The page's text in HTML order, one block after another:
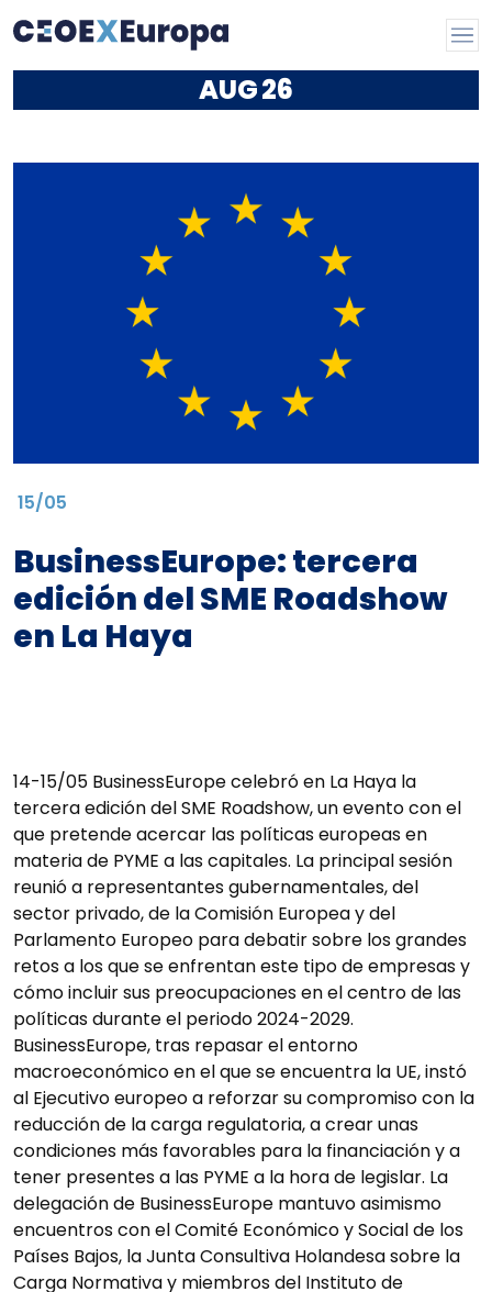
AUG26
15/05
BusinessEurope: tercera
edición del SME Roadshow
en La Haya
14-15/05 BusinessEurope celebró en La Haya la
tercera edición del SME Roadshow, un evento con el
que pretende acercar las políticas europeas en
materia de PYME a las capitales. La principal sesión
reunió a representantes gubernamentales, del
sector privado, de la Comisión Europea y del
Parlamento Europeo para debatir sobre los grandes
retos a los que se enfrentan este tipo de empresas y
cómo incluir sus preocupaciones en el centro de las
políticas durante el periodo 2024-2029.
BusinessEurope, tras repasar el entorno
macroeconómico en el que se encuentra la UE, instó
al Ejecutivo europeo a reforzar su compromiso con la
reducción de la carga regulatoria, a crear unas
condiciones más favorables para la financiación y a
tener presentes a las PYME a la hora de legislar. La
delegación de BusinessEurope mantuvo asimismo
encuentros con el Comité Económico y Social de los
Países Bajos, la Junta Consultiva Holandesa sobre la
Carga Normativa y miembros del Instituto de